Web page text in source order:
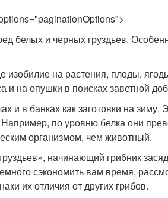
белых и черных груздьев.
изобилие на растения, плоды,
на опушки в поисках заветной
и в банках как заготовки на
по уровню белка они
организмом, чем животный.
начинающий грибник
сэкономить вам время,
их отличия от других грибов.